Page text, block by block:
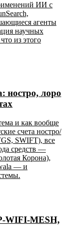
ИИ с
агенты
научных
из этого
ностро, лоро
и как вообще
счета ностро/
SWIFT), все
средств —
Корона),
— и
WIFI-MESH,